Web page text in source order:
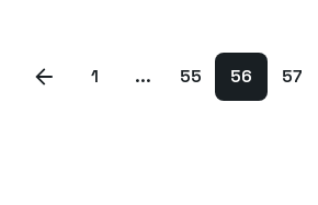
1 ... 55 56 57